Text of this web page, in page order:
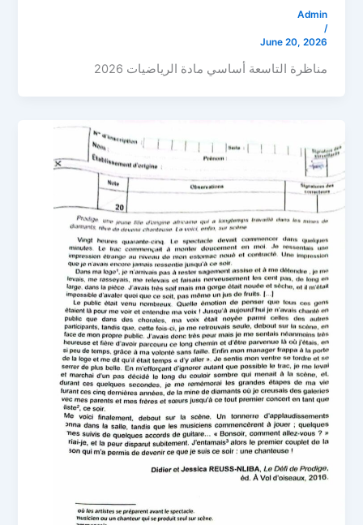
Admin
/
June 20, 2026
مناظرة التاسعة أساسي مادة الرياضيات 2026